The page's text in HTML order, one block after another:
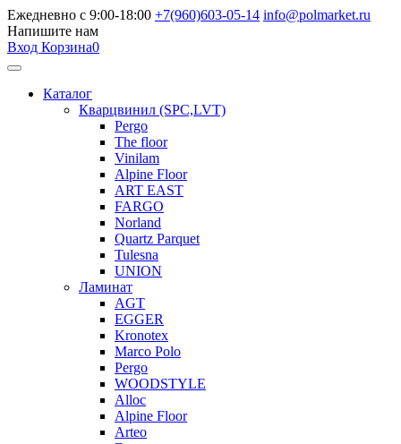
Ежедневно с 9:00-18:00 +7(960)603-05-14 info@polmarket.ru
Напишите нам
Вход Корзина0
Каталог
Кварцвинил (SPC,LVT)
Pergo
The floor
Vinilam
Alpine Floor
ART EAST
FARGO
Norland
Quartz Parquet
Tulesna
UNION
Ламинат
AGT
EGGER
Kronotex
Marco Polo
Pergo
WOODSTYLE
Alloc
Alpine Floor
Arteo